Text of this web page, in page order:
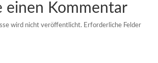
einen Kommentar
wird nicht veröffentlicht. Erforderliche Felder